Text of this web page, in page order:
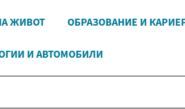
ЖИВОТ ОБРАЗОВАНИЕ И
И АВТОМОБИЛИ